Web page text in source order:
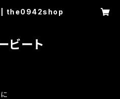
| the0942shop
ビート